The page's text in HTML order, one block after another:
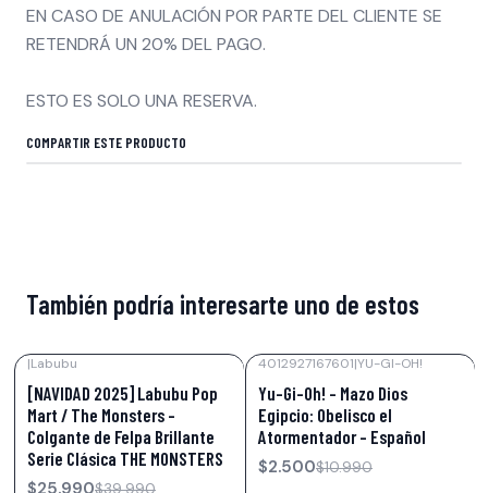
EN CASO DE ANULACIÓN POR PARTE DEL CLIENTE SE
RETENDRÁ UN 20% DEL PAGO.
ESTO ES SOLO UNA RESERVA.
COMPARTIR ESTE PRODUCTO
También podría interesarte uno de estos
|Labubu
[NAVIDAD 2025] Labubu Pop
Mart / The Monsters -
Colgante de Felpa Brillante
Serie Clásica THE MONSTERS
4012927167601|YU-GI-OH!
Yu-Gi-Oh! – Mazo Dios
Egipcio: Obelisco el
Atormentador – Español
$2.500$10.990